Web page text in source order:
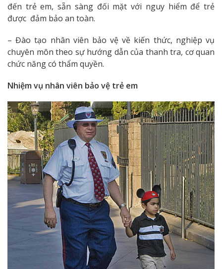
đến trẻ em, sẵn sàng đối mặt với nguy hiểm để trẻ
được đảm bảo an toàn.
– Đào tạo nhân viên bảo vệ về kiến thức, nghiệp vụ
chuyên môn theo sự hướng dẫn của thanh tra, cơ quan
chức năng có thẩm quyền.
Nhiệm vụ nhân viên bảo vệ trẻ em